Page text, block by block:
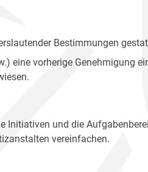
Bestimmungen
eine vorherige Genehmigung
und die
vereinfachen.